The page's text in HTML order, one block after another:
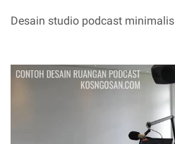
Desain studio podcast minimalis